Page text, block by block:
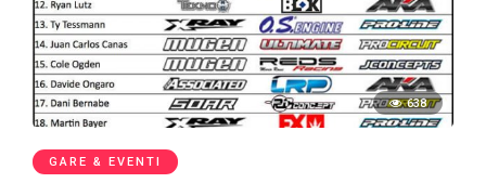
638
GARE & EVENTI